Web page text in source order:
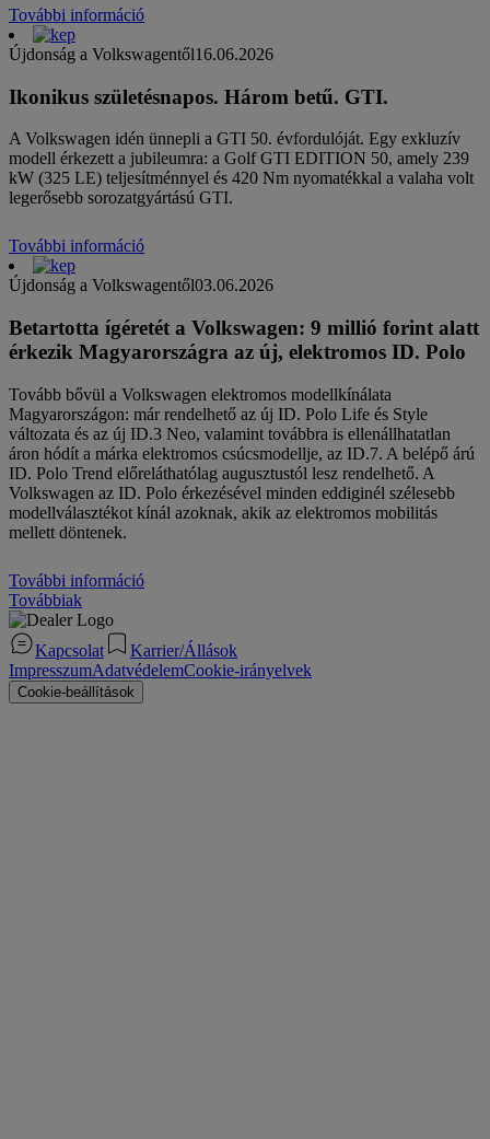
További információ
Újdonság a Volkswagentől16.06.2026
Ikonikus születésnapos. Három betű. GTI.
A Volkswagen idén ünnepli a GTI 50. évfordulóját. Egy exkluzív
modell érkezett a jubileumra: a Golf GTI EDITION 50, amely 239
kW (325 LE) teljesítménnyel és 420 Nm nyomatékkal a valaha volt
legerősebb sorozatgyártású GTI.
További információ
Újdonság a Volkswagentől03.06.2026
Betartotta ígéretét a Volkswagen: 9 millió forint alatt
érkezik Magyarországra az új, elektromos ID. Polo
Tovább bővül a Volkswagen elektromos modellkínálata
Magyarországon: már rendelhető az új ID. Polo Life és Style
változata és az új ID.3 Neo, valamint továbbra is ellenállhatatlan
áron hódít a márka elektromos csúcsmodellje, az ID.7. A belépő árú
ID. Polo Trend előreláthatólag augusztustól lesz rendelhető. A
Volkswagen az ID. Polo érkezésével minden eddiginél szélesebb
modellválasztékot kínál azoknak, akik az elektromos mobilitás
mellett döntenek.
További információ
Továbbiak
Kapcsolat
Karrier/Állások
ImpresszumAdatvédelemCookie-irányelvek
Cookie-beállítások